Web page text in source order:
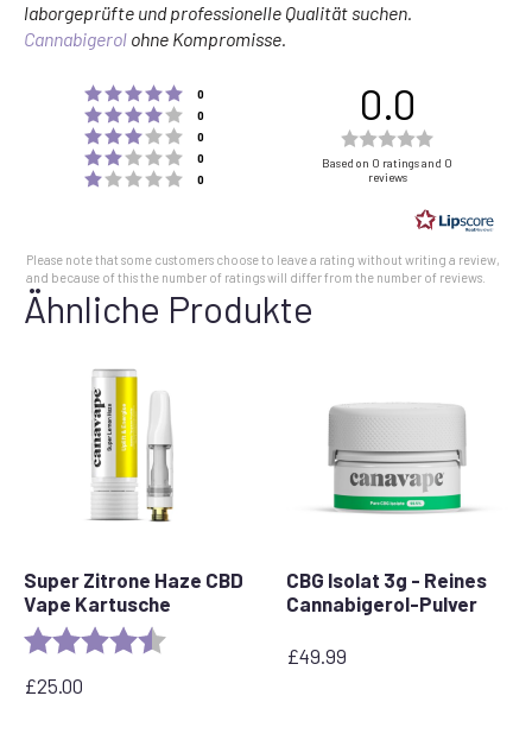
laborgeprüfte und professionelle Qualität suchen.
Cannabigerol ohne Kompromisse.
Rating 5 out of 5 stars
0
Rating 4 out of 5 stars
0
Rating 3 out of 5 stars
0
Rating 2 out of 5 stars
0
Rating 1 out of 5 stars
0
0.0
0.0
of
stars
Based on 0 ratings and 0
reviews
Please note that some customers choose to leave a rating without writing a review,
and because of this the number of ratings will differ from the number of reviews.
Ähnliche Produkte
Super Zitrone Haze CBD
Vape Kartusche
Rating:
£25.00
CBG Isolat 3g - Reines
Cannabigerol-Pulver
£49.99